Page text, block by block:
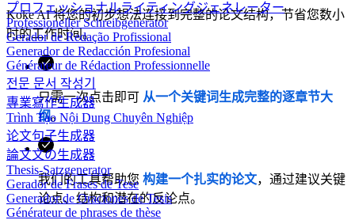
プロフェッショナルライティングジェネレーター
Professioneller Schreibgenerator
Gerador de Redação Profissional
Generador de Redacción Profesional
Générateur de Rédaction Professionnelle
전문 문서 작성기
專業寫作生成器
Trình Tạo Nội Dung Chuyên Nghiệp
论文句子生成器
論文文の生成器
Thesis-Satzgenerator
Gerador de Frases de Tese
Generador de Oraciones de Tesis
Générateur de phrases de thèse
Koke AI 将您的初步想法连接到完整的论文结构，节省您数小
时的工作时间。
只需一次点击即可 从一个关键词生成完整的逐章节大
纲。
我们的工具帮助您 构建一个扎实的论文，通过建议关键
论点、结构和潜在的反论点。